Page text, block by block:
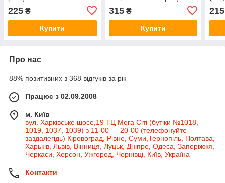
225 ₴
Купити
315₴
Купити
215
Про нас
88% позитивних з 368 відгуків за рік
Працює з 02.09.2008
м. Київ
вул. Харківське шосе,19 ТЦ Мега Сіті (бутіки №1018,
1019, 1037, 1039) з 11-00 — 20-00 (телефонуйте
заздалегідь) Кіровоград, Рівне, Суми,Тернопіль, Полтава,
Харьків, Львів, Вінниця, Луцьк, Дніпро, Одеса, Запоріжжя,
Черкаси, Херсон, Ужгород, Чернівці, Київ, Україна
Контакти